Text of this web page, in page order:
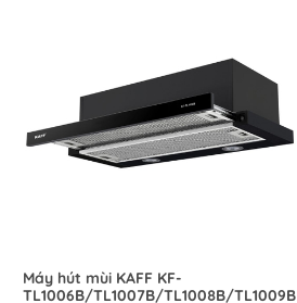
Máy hút mùi KAFF KF-
TL1006B/TL1007B/TL1008B/TL1009B